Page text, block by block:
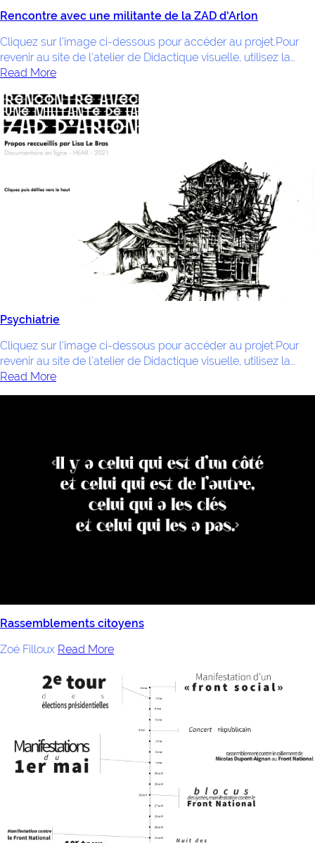
Rencontre avec une militante de la ZAD d’Arlon
Cliquez sur l’image ci-dessous pour accéder au projet.Pour
revenir au site de l’atelier de Didactique visuelle, utilisez la…
Read More
Psychiatrie
Cliquez sur l’image ci-dessous pour accéder au projet.Pour
revenir au site de l’atelier de Didactique visuelle, utilisez la…
Read More
Rassemblements citoyens
Zoé Filloux Read More